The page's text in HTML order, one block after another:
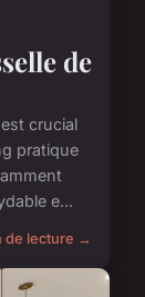
de
crucial
pratique
e...
de lecture →